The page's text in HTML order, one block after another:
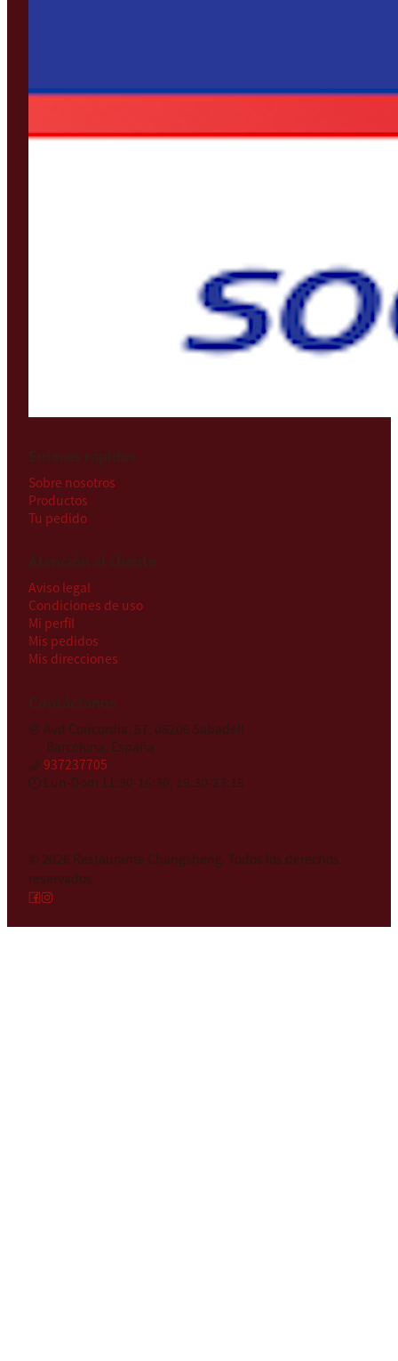
Sobre nosotros
Productos
Tu pedido
Aviso legal
Condiciones de uso
Mi perfil
Mis pedidos
Mis direcciones
Avd Concordia, 57, 08206 Sabadell
Barcelona, España
937237705
Lun-Dom 11:30-16:30, 19:30-23:15
© 2026 Restaurante Changsheng. Todos los derechos
reservados.